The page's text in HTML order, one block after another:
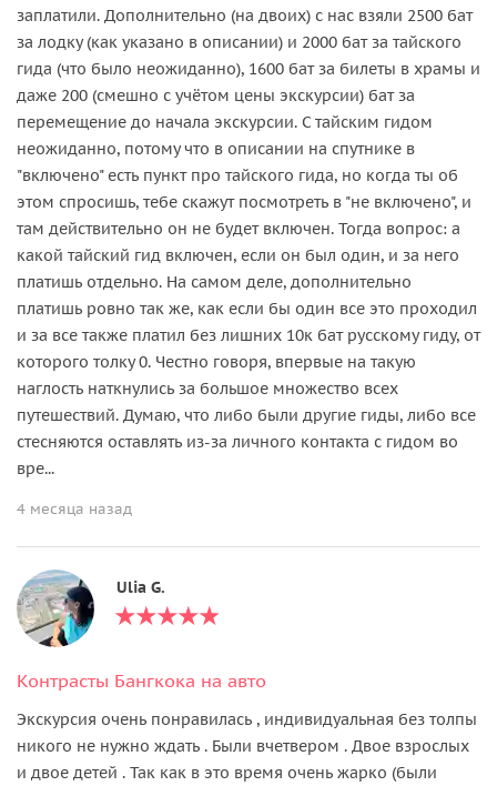
заплатили. Дополнительно (на двоих) с нас взяли 2500 бат
за лодку (как указано в описании) и 2000 бат за тайского
гида (что было неожиданно), 1600 бат за билеты в храмы и
даже 200 (смешно с учётом цены экскурсии) бат за
перемещение до начала экскурсии. С тайским гидом
неожиданно, потому что в описании на спутнике в
"включено" есть пункт про тайского гида, но когда ты об
этом спросишь, тебе скажут посмотреть в "не включено", и
там действительно он не будет включен. Тогда вопрос: а
какой тайский гид включен, если он был один, и за него
платишь отдельно. На самом деле, дополнительно
платишь ровно так же, как если бы один все это проходил
и за все также платил без лишних 10к бат русскому гиду, от
которого толку 0. Честно говоря, впервые на такую
наглость наткнулись за большое множество всех
путешествий. Думаю, что либо были другие гиды, либо все
стесняются оставлять из-за личного контакта с гидом во
вре...
4 месяца назад
Ulia G.
Контрасты Бангкока на авто
Экскурсия очень понравилась , индивидуальная без толпы
никого не нужно ждать . Были вчетвером . Двое взрослых
и двое детей . Так как в это время очень жарко (были